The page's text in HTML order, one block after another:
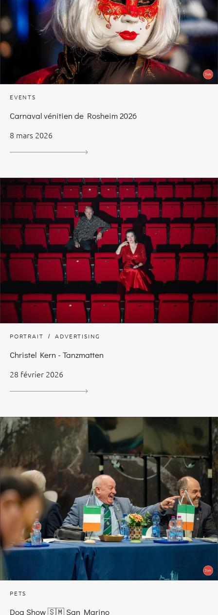
EVENTS
Carnaval vénitien de Rosheim 2026
8 mars 2026
PORTRAIT ADVERTISING
Christel Kern - Tanzmatten
28 février 2026
PETS
Dog Show 🇸🇲 San Marino